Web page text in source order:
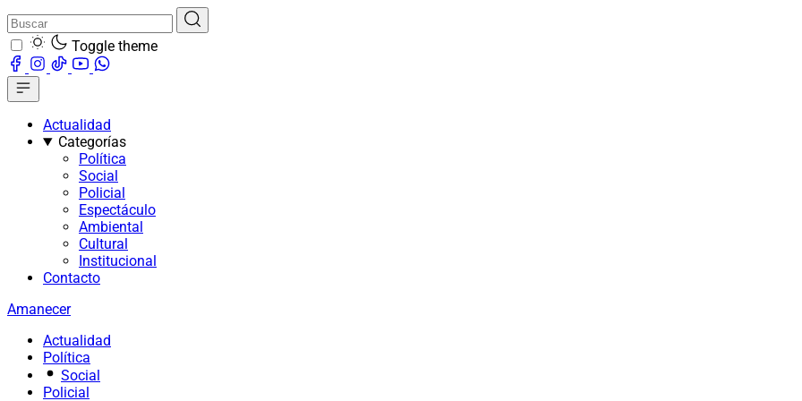
Toggle theme
Actualidad
Categorías
Política
Social
Policial
Espectáculo
Ambiental
Cultural
Institucional
Contacto
Amanecer
Actualidad
Política
Social
Policial